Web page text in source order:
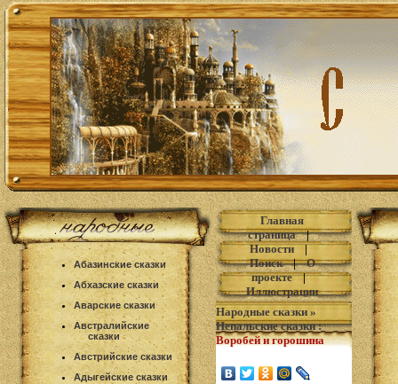
Абазинские сказки
Абхазские сказки
Аварские сказки
Австралийские
сказки
Австрийские сказки
Адыгейские сказки
Главная
страница|
Новости|
Поиск|О
проекте|
Иллюстрации
Народные сказки »
Непальские сказки:
Воробей и горошина